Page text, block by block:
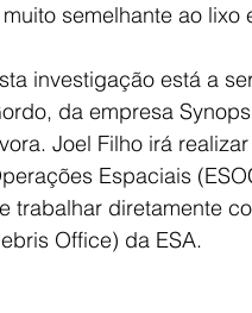
semelhante ao
investigação está a
da empresa
Joel Filho irá
Espaciais
trabalhar diretamente
Office) da ESA.